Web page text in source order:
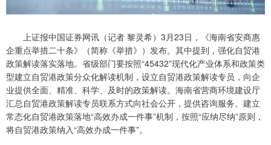
上证报中国证券网讯（记者 黎灵希）3月23日，《海南省安商惠
企重点举措二十条》（简称《举措》）发布。其中提到，强化自贸港
政策解读落实落地。省级部门要按照“45432”现代化产业体系和政策类
型建立自贸港政策分众化解读机制，设立自贸港政策解读专员，向企
业提供全面、精准、科学、及时的政策解读。海南省营商环境建设厅
汇总自贸港政策解读专员联系方式向社会公开，提供咨询服务。建立
常态化自贸港政策落地“高效办成一件事”机制，按照“应纳尽纳”原则，
将自贸港政策纳入“高效办成一件事”。